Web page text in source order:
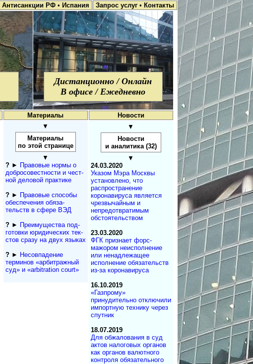
Антисанкции РФ • Испания Запрос услуг • Контакты
Дистанционно / Онлайн
В офисе / Ежедневно
Материалы Новости
▼
Материалы
по этой странице
▼
?► Правовые нормы о
добросовестности и чест­
ной деловой практике
?► Правовые способы
обеспечения обяза­
тельств в сфере ВЭД
?► Преимущества под­
гото­вки юри­ди­чес­ких тек­
с­тов сразу на двух языках
?► Несовпадение
терминов «арбитражный
суд» и «arbitration court»
▼
Новости
и аналитика (32)
▼
24.03.2020
Указом Мэра Москвы
установлено, что
распространение
коронавируса является
чрезвычайным и
непредотвратимым
обстоятельством
23.03.2020
ФГК признает форс-
мажором неисполнение
или ненадлежащее
исполнение обязательств
из-за коронавируса
16.10.2019
«Газпрому»
принудительно отключили
импортную технику через
спутник
18.07.2019
Для обжалования в суд
актов налоговых органов
как органов валютного
контроля обязательного